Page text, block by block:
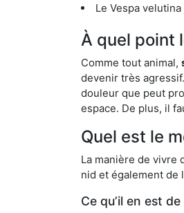
Le Vespa
À quel point
Comme tout animal,
devenir très
douleur que peut
espace. De plus, il
Quel est le
La manière de vivre
nid et également de
Ce qu’il en est